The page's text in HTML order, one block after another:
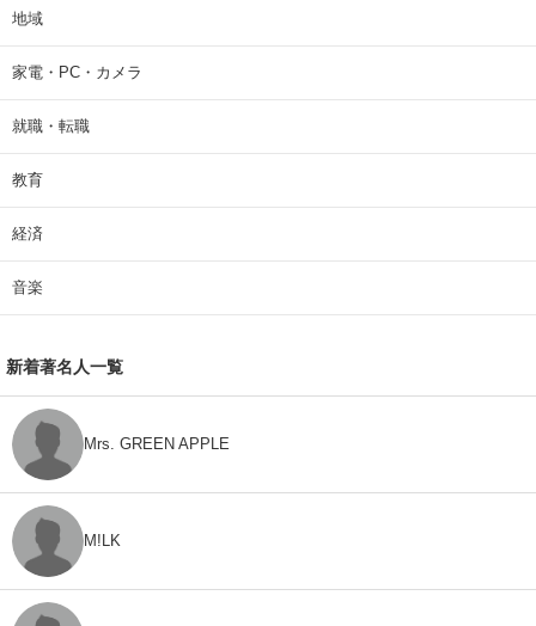
地域
家電・PC・カメラ
就職・転職
教育
経済
音楽
新着著名人一覧
Mrs. GREEN APPLE
M!LK